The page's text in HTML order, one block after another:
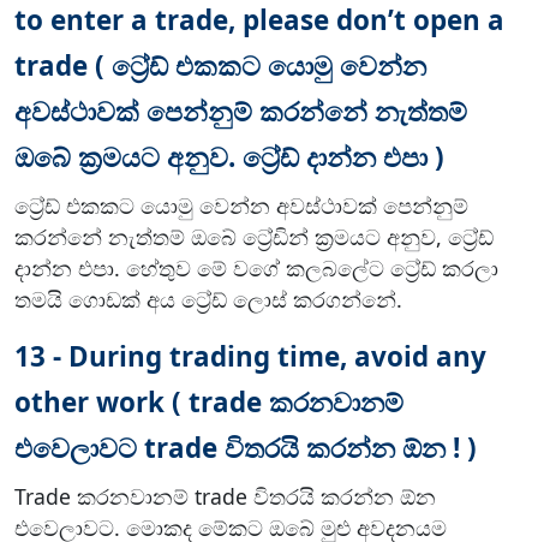
to enter a trade, please don’t open a
trade ( ට්‍රේඩ් එකකට යොමු වෙන්න
අවස්ථාවක් පෙන්නුම් කරන්නේ නැත්තම්
ඔබේ ක්‍රමයට අනුව. ට්‍රේඩ් දාන්න එපා )
ට්‍රේඩ් එකකට යොමු වෙන්න අවස්ථාවක් පෙන්නුම්
කරන්නේ නැත්තම් ඔබේ ට්‍රේඩින් ක්‍රමයට අනුව, ට්‍රේඩ්
දාන්න එපා. හේතුව මේ වගේ කලබලේට ට්‍රේඩ් කරලා
තමයි ගොඩක් අය ට්‍රේඩ් ලොස් කරගන්නේ.
13 - During trading time, avoid any
other work ( trade කරනවානම්
එවෙලාවට trade විතරයි කරන්න ඕන ! )
Trade කරනවානම් trade විතරයි කරන්න ඕන
එවෙලාවට. මොකද මේකට ඔබේ මුළු අවදනයම